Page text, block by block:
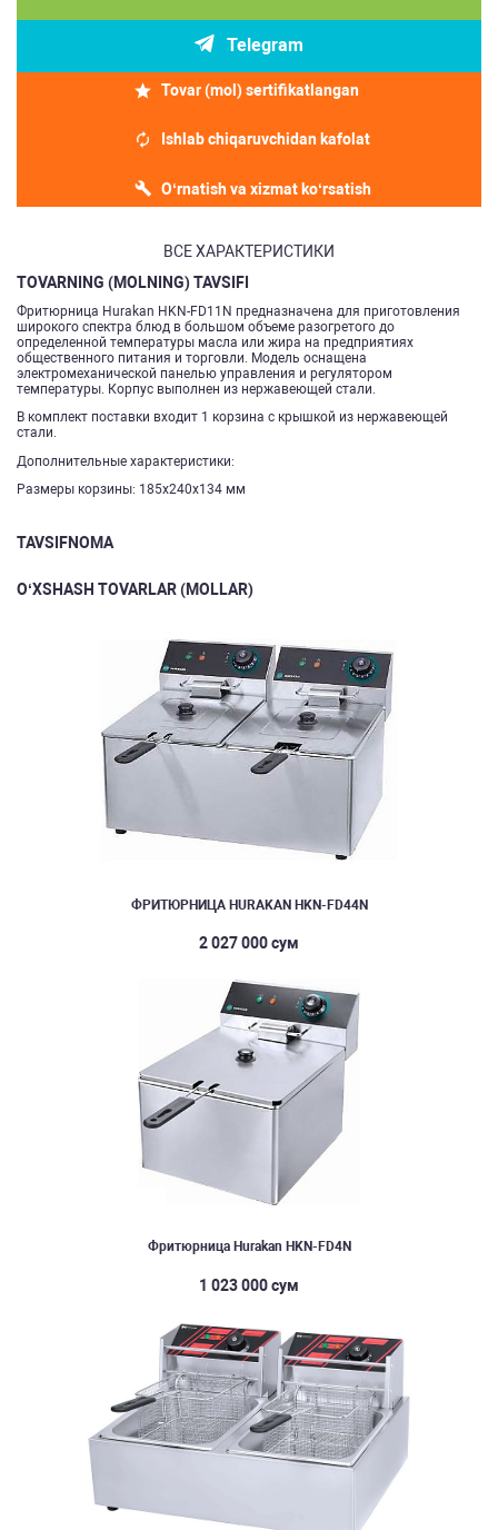
Telegram
Tovar (mol) sertifikatlangan
Ishlab chiqaruvchidan kafolat
O‘rnatish va xizmat ko‘rsatish
ВСЕ ХАРАКТЕРИСТИКИ
TOVARNING (MOLNING) TAVSIFI
Фритюрница Hurakan HKN-FD11N предназначена для приготовления
широкого спектра блюд в большом объеме разогретого до
определенной температуры масла или жира на предприятиях
общественного питания и торговли. Модель оснащена
электромеханической панелью управления и регулятором
температуры. Корпус выполнен из нержавеющей стали.
В комплект поставки входит 1 корзина с крышкой из нержавеющей
стали.
Дополнительные характеристики:
Размеры корзины: 185x240x134 мм
TAVSIFNOMA
O‘XSHASH TOVARLAR (MOLLAR)
ФРИТЮРНИЦА HURAKAN HKN-FD44N
2 027 000 сум
Фритюрница Hurakan HKN-FD4N
1 023 000 сум